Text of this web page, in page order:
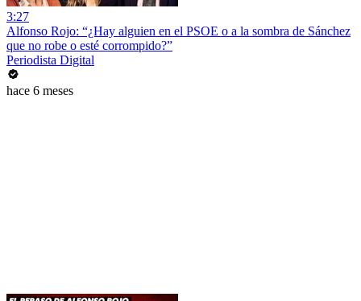
3:27
Alfonso Rojo: “¿Hay alguien en el PSOE o a la sombra de Sánchez
que no robe o esté corrompido?”
Periodista Digital
hace 6 meses